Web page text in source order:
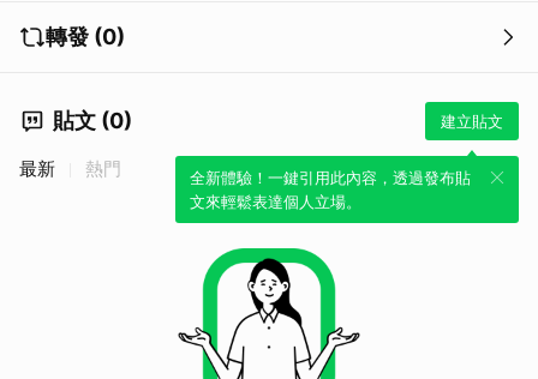
轉發 (0)
貼文 (0) 建立貼文
全新體驗！一鍵引用此內容，透過發布貼
文來輕鬆表達個人立場。
最新 熱門